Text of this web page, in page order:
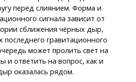
перед слиянием. Форма и
сигнала зависит от
сближения чёрных дыр,
последнего гравитационного
может пролить свет на
и ответить на вопрос, как и
оказалась рядом.